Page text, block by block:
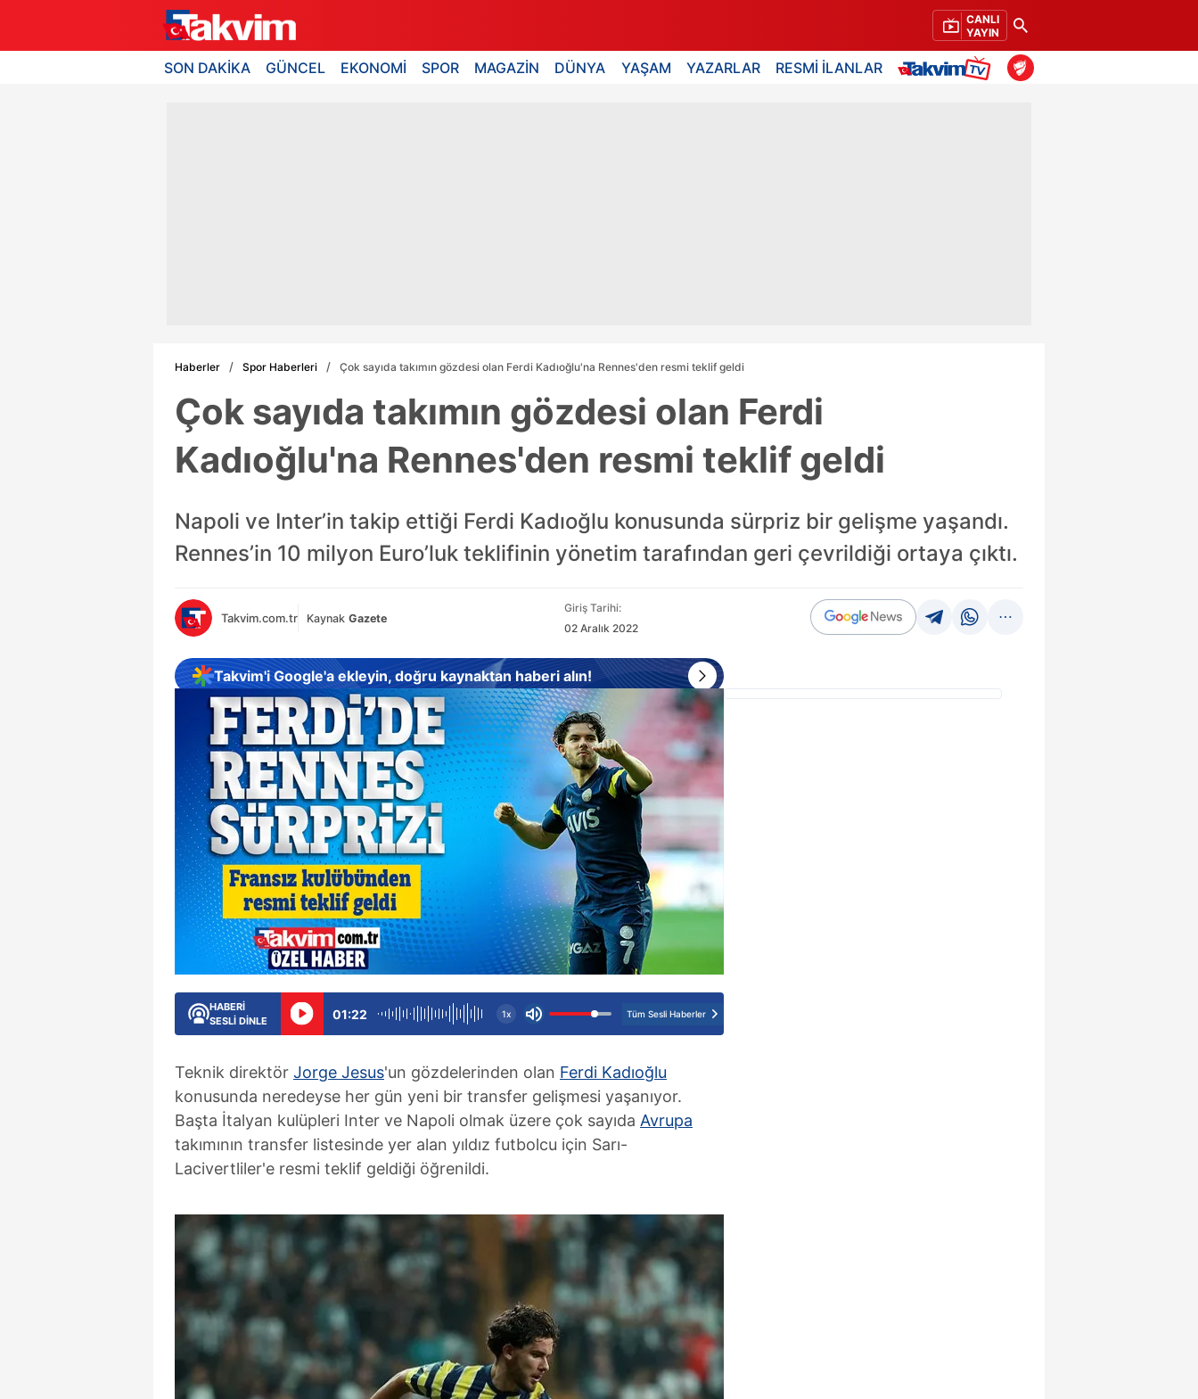
CANLI
YAYIN
SON DAKİKA GÜNCEL EKONOMİ SPOR MAGAZİN DÜNYA YAŞAM YAZARLAR RESMİ İLANLAR
Haberler Spor Haberleri Çok sayıda takımın gözdesi olan Ferdi Kadıoğlu'na Rennes'den resmi teklif geldi
Çok sayıda takımın gözdesi olan Ferdi
Kadıoğlu'na Rennes'den resmi teklif geldi
Napoli ve Inter’in takip ettiği Ferdi Kadıoğlu konusunda sürpriz bir gelişme yaşandı.
Rennes’in 10 milyon Euro’luk teklifinin yönetim tarafından geri çevrildiği ortaya çıktı.
Takvim.com.tr Kaynak Gazete
Giriş Tarihi:
02 Aralık 2022
Takvim'i Google'a ekleyin, doğru kaynaktan haberi alın!
HABERİ
SESLİ DİNLE
01:22 1x Tüm Sesli Haberler
Teknik direktör Jorge Jesus'un gözdelerinden olan Ferdi Kadıoğlu
konusunda neredeyse her gün yeni bir transfer gelişmesi yaşanıyor.
Başta İtalyan kulüpleri Inter ve Napoli olmak üzere çok sayıda Avrupa
takımının transfer listesinde yer alan yıldız futbolcu için Sarı-
Lacivertliler'e resmi teklif geldiği öğrenildi.